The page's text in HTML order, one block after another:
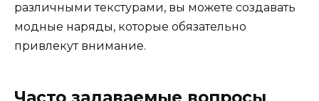
различными текстурами, вы можете создавать
модные наряды, которые обязательно
привлекут внимание.